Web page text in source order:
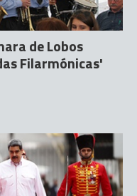
de Lobos
Filarmónicas'